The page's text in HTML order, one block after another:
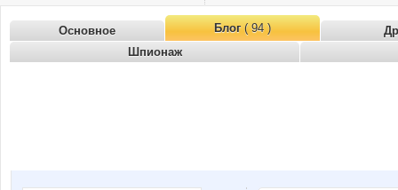
Основное Блог( 94 )
Шпионаж